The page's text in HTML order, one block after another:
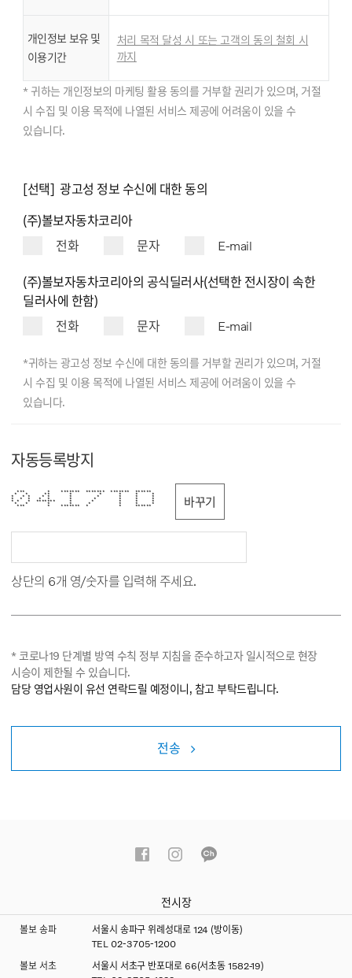
개인정보 보유 및
이용기간
처리 목적 달성 시 또는 고객의 동의 철회 시
까지
* 귀하는 개인정보의 마케팅 활용 동의를 거부할 권리가 있으며, 거절
시 수집 및 이용 목적에 나열된 서비스 제공에 어려움이 있을 수
있습니다.
[선택] 광고성 정보 수신에 대한 동의
(주)볼보자동차코리아
전화
문자 E-mail
(주)볼보자동차코리아의 공식딜러사(선택한 전시장이 속한
딜러사에 한함)
전화
문자 E-mail
*귀하는 광고성 정보 수신에 대한 동의를 거부할 권리가 있으며, 거절
시 수집 및 이용 목적에 나열된 서비스 제공에 어려움이 있을 수
있습니다.
자동등록방지
*** * ******* ******* ******* ******
* * ** * * * * *
* * * * * * * * * *
* * * * * * * * * *
* * * ******* * * * * *
* * * * * * * *
*** * ******* * * ****** 바꾸기
상단의 6개 영/숫자를 입력해 주세요.
* 코로나19 단계별 방역 수칙 정부 지침을 준수하고자 일시적으로 현장
시승이 제한될 수 있습니다.
담당 영업사원이 유선 연락드릴 예정이니, 참고 부탁드립니다.
전송
전시장
볼보 송파
서울시 송파구 위례성대로 124 (방이동)
TEL 02-3705-1200
볼보 서초
서울시 서초구 반포대로 66(서초동 1582-19)